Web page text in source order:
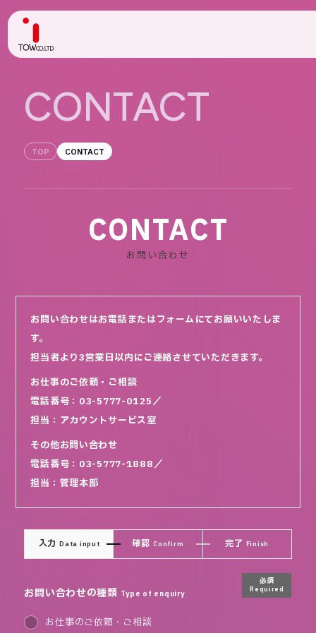
ABOUT US
MAGAZINE
COMPANY
IR
CONTACT
TOP CONTACT
CONTACT
お問い合わせ
お問い合わせはお電話またはフォームにてお願いいたしま
す。
担当者より3営業日以内にご連絡させていただきます。
お仕事のご依頼・ご相談
電話番号：03-5777-0125／
担当：アカウントサービス室
その他お問い合わせ
電話番号：03-5777-1888／
担当：管理本部
入力 Data input 確認 Confirm 完了 Finish
お問い合わせの種類 Type of enquiry
必須
Required
お仕事のご依頼・ご相談